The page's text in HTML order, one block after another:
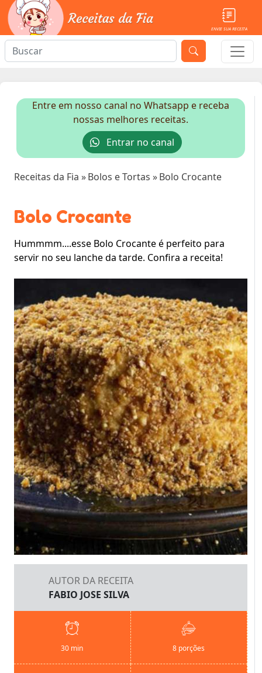
ENVIE SUA RECEITA
Entre em nosso canal no Whatsapp e receba
nossas melhores receitas.
Entrar no canal
Receitas da Fia »Bolos e Tortas »Bolo Crocante
Bolo Crocante
Hummmm....esse Bolo Crocante é perfeito para
servir no seu lanche da tarde. Confira a receita!
AUTOR DA RECEITA
FABIO JOSE SILVA
30 min 8 porções